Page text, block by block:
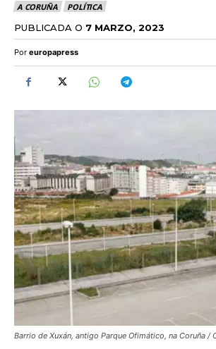
A CORUÑA POLÍTICA
PUBLICADA O 7 MARZO, 2023
Por europapress
Barrio de Xuxán, antigo Parque Ofimático, na Coruña /